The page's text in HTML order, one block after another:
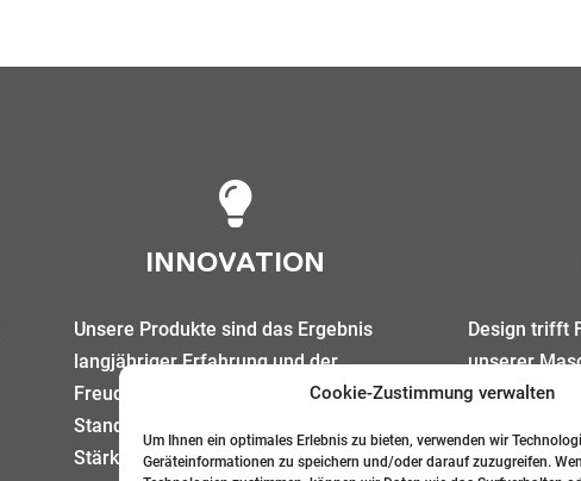
Cookie-Zustimmung verwalten
Um Ihnen ein optimales Erlebnis zu bieten, verwenden wir
Geräteinformationen zu speichern und/oder darauf zuzugreifen.
INNOVATION
Unsere Produkte sind das Ergebnis
langjähriger Erfahrung und der
Freude an Weiterentwicklung. Neben
Standardmaschinen liegt unsere
Stärke im Bereich
Design trifft
unserer
Prozesse,